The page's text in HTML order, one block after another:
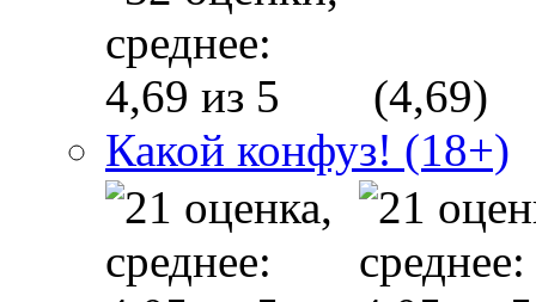
(4,69)
Какой конфуз! (18+)